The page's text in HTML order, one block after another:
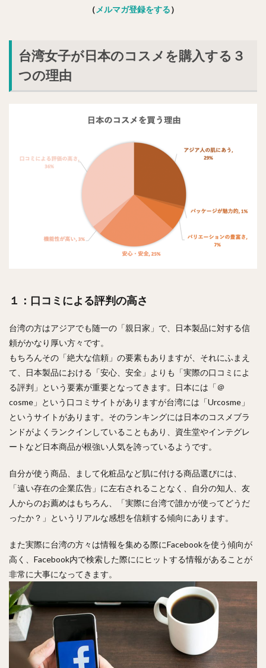
（ メルマガ登録をする）
台湾女子が日本のコスメを購入する３
つの理由
１：口コミによる評判の高さ
台湾の方はアジアでも随一の「親日家」で、日本製品に対する信
頼がかなり厚い方々です。
もちろんその「絶大な信頼」の要素もありますが、それにふまえ
て、日本製品における「安心、安全」よりも「実際の口コミによ
る評判」という要素が重要となってきます。日本には「＠
cosme」という口コミサイトがありますが台湾には「Urcosme」
というサイトがあります。そのランキングには日本のコスメブラ
ンドがよくランクインしていることもあり、資生堂やインテグレ
ートなど日本商品が根強い人気を誇っているようです。
自分が使う商品、まして化粧品など肌に付ける商品選びには、
「遠い存在の企業広告」に左右されることなく、自分の知人、友
人からのお薦めはもちろん、「実際に台湾で誰かが使ってどうだ
ったか？」というリアルな感想を信頼する傾向にあります。
また実際に台湾の方々は情報を集める際にFacebookを使う傾向が
高く、Facebook内で検索した際ににヒットする情報があることが
非常に大事になってきます。